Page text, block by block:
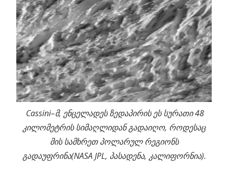
Cassini–მ, ენცელადეს ზედაპირის ეს სურათი 48
კილომეტრის სიმაღლიდან გადაიღო, როდესაც
მის სამხრეთ პოლარულ რეგიონს
გადაუფრინა(NASA JPL, პასადენა, კალიფორნია).